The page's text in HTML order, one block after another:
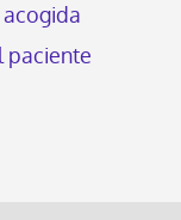
paciente